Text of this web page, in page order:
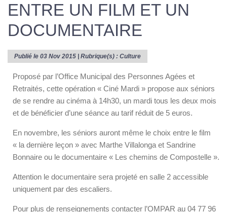
ENTRE UN FILM ET UN
DOCUMENTAIRE
Publié le 03 Nov 2015 | Rubrique(s) : Culture
Proposé par l’Office Municipal des Personnes Agées et
Retraités, cette opération « Ciné Mardi » propose aux séniors
de se rendre au cinéma à 14h30, un mardi tous les deux mois
et de bénéficier d’une séance au tarif réduit de 5 euros.
En novembre, les séniors auront même le choix entre le film
« la dernière leçon » avec Marthe Villalonga et Sandrine
Bonnaire ou le documentaire « Les chemins de Compostelle ».
Attention le documentaire sera projeté en salle 2 accessible
uniquement par des escaliers.
Pour plus de renseignements contacter l’OMPAR au 04 77 96